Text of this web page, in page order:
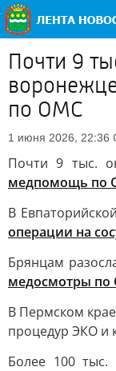
Почти 9
по ОМС
1 июня 2026, 22:36
Почти 9 тыс.
медпомощь по
В
операции на
Брянцам
медосмотры
В Пермском крае
процедур ЭКО и
Более 100 тыс.